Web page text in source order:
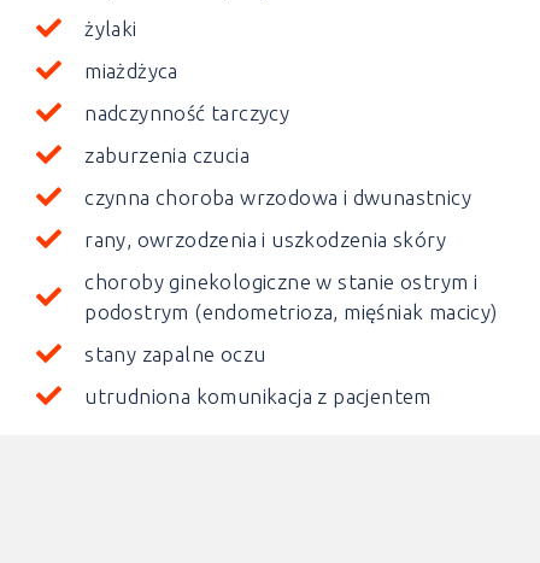
żylaki
miażdżyca
nadczynność tarczycy
zaburzenia czucia
czynna choroba wrzodowa i dwunastnicy
rany, owrzodzenia i uszkodzenia skóry
choroby ginekologiczne w stanie ostrym i
podostrym (endometrioza, mięśniak macicy)
stany zapalne oczu
utrudniona komunikacja z pacjentem